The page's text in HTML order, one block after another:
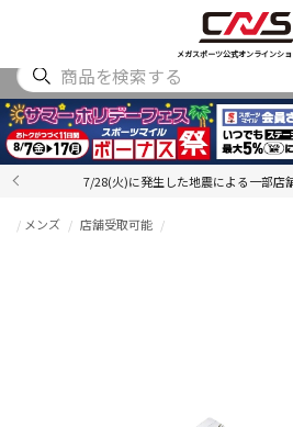
メガスポーツ公式オンラインシ
ACCESSORY
7/28(火)に発生した地震による一部店
メンズ 店舗受取可能